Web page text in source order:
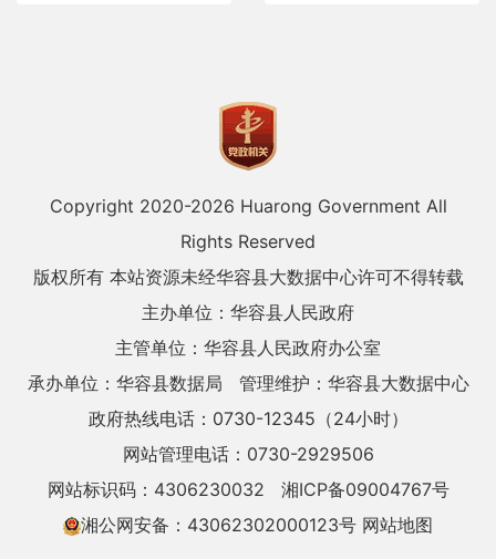
Copyright 2020-2026 Huarong Government All
Rights Reserved
版权所有 本站资源未经华容县大数据中心许可不得转载
主办单位：华容县人民政府
主管单位：华容县人民政府办公室
承办单位：华容县数据局
管理维护：华容县大数据中心
政府热线电话：0730-12345（24小时）
网站管理电话：0730-2929506
网站标识码：4306230032
湘ICP备09004767号
湘公网安备：43062302000123号 网站地图